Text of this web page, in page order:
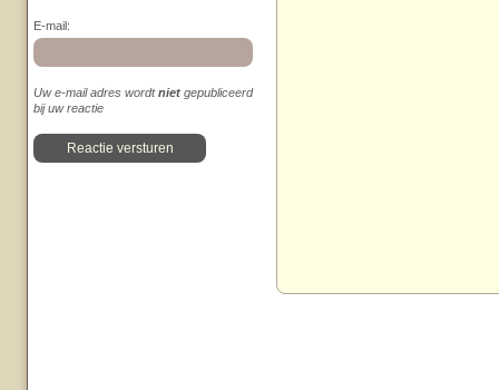
E-mail:
Uw e-mail adres wordtniet gepubliceerd
bij uw reactie